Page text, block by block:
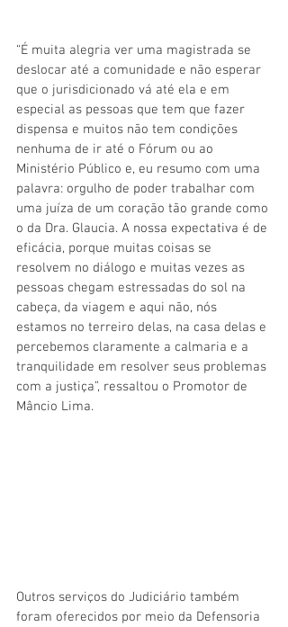
“É muita alegria ver uma magistrada se
deslocar até a comunidade e não esperar
que o jurisdicionado vá até ela e em
especial as pessoas que tem que fazer
dispensa e muitos não tem condições
nenhuma de ir até o Fórum ou ao
Ministério Público e, eu resumo com uma
palavra: orgulho de poder trabalhar com
uma juíza de um coração tão grande como
o da Dra. Glaucia. A nossa expectativa é de
eficácia, porque muitas coisas se
resolvem no diálogo e muitas vezes as
pessoas chegam estressadas do sol na
cabeça, da viagem e aqui não, nós
estamos no terreiro delas, na casa delas e
percebemos claramente a calmaria e a
tranquilidade em resolver seus problemas
com a justiça”, ressaltou o Promotor de
Mâncio Lima.
Outros serviços do Judiciário também
foram oferecidos por meio da Defensoria